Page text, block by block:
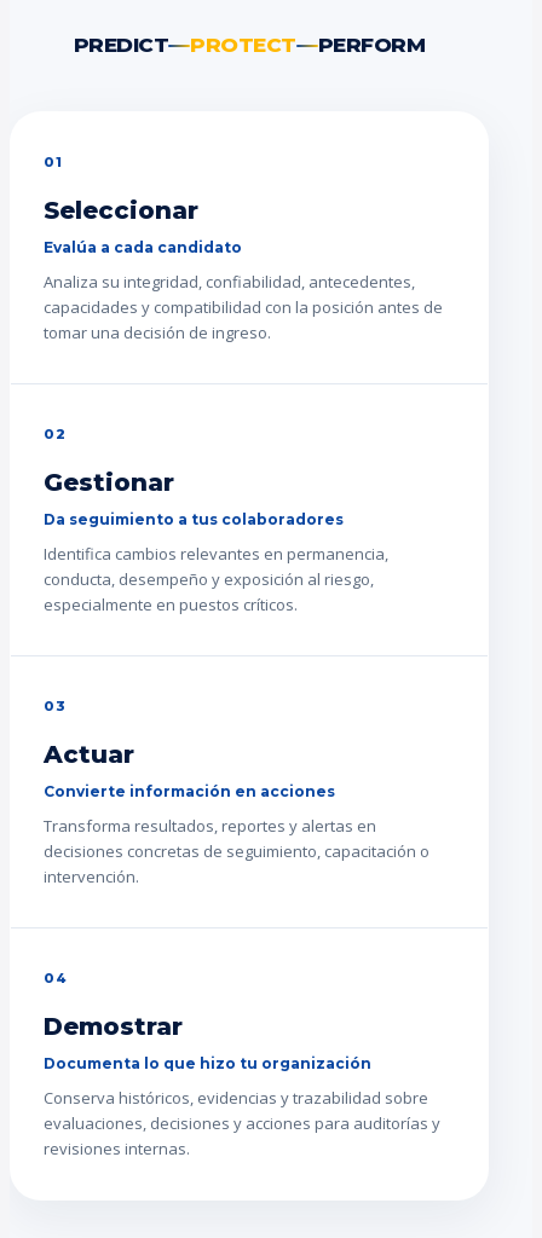
PREDICT PROTECT PERFORM
01
Seleccionar
Evalúa a cada candidato
Analiza su integridad, confiabilidad, antecedentes,
capacidades y compatibilidad con la posición antes de
tomar una decisión de ingreso.
02
Gestionar
Da seguimiento a tus colaboradores
Identifica cambios relevantes en permanencia,
conducta, desempeño y exposición al riesgo,
especialmente en puestos críticos.
03
Actuar
Convierte información en acciones
Transforma resultados, reportes y alertas en
decisiones concretas de seguimiento, capacitación o
intervención.
04
Demostrar
Documenta lo que hizo tu organización
Conserva históricos, evidencias y trazabilidad sobre
evaluaciones, decisiones y acciones para auditorías y
revisiones internas.